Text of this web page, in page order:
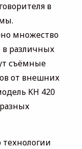
в
множество
различных
съёмные
от внешних
KH 420